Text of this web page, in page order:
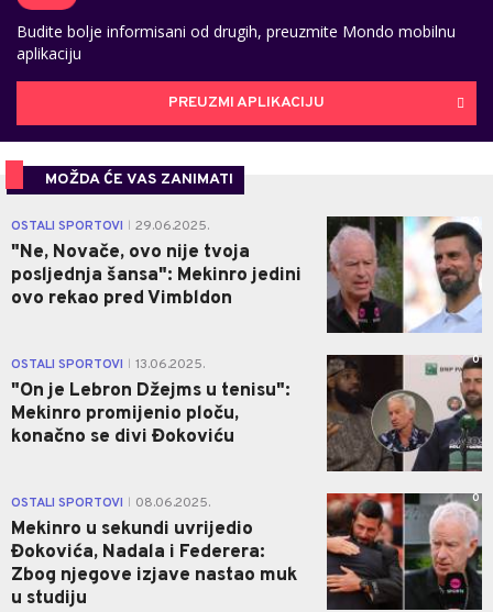
Budite bolje informisani od drugih, preuzmite Mondo mobilnu
aplikaciju
PREUZMI APLIKACIJU
MOŽDA ĆE VAS ZANIMATI
OSTALI SPORTOVI 29.06.2025.
"Ne, Novače, ovo nije tvoja
posljednja šansa": Mekinro jedini
ovo rekao pred Vimbldon
OSTALI SPORTOVI 13.06.2025.
"On je Lebron Džejms u tenisu":
Mekinro promijenio ploču,
konačno se divi Đokoviću
0
OSTALI SPORTOVI 08.06.2025.
Mekinro u sekundi uvrijedio
Đokovića, Nadala i Federera:
Zbog njegove izjave nastao muk
u studiju
0